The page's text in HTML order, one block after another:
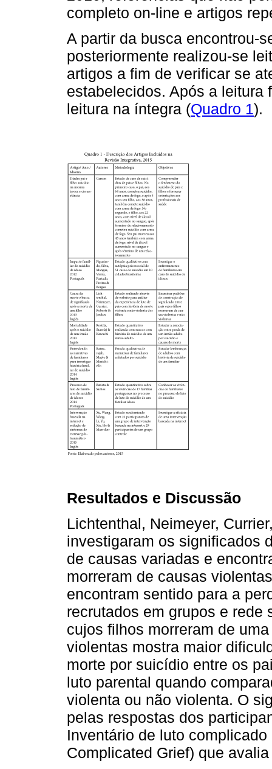
completo on-line e artigos
A partir da busca encontrou-
posteriormente realizou-se
artigos a fim de verificar se
estabelecidos. Após a leitura
leitura na íntegra (Quadro 1).
Resultados e Discussão
Lichtenthal, Neimeyer,
investigaram os significados
de causas variadas e
morreram de causas
encontram sentido para a
recrutados em grupos e
cujos filhos morreram de
violentas mostra maior
morte por suicídio entre os
luto parental quando
violenta ou não violenta. O
pelas respostas dos
Inventário de luto
Complicated Grief) que